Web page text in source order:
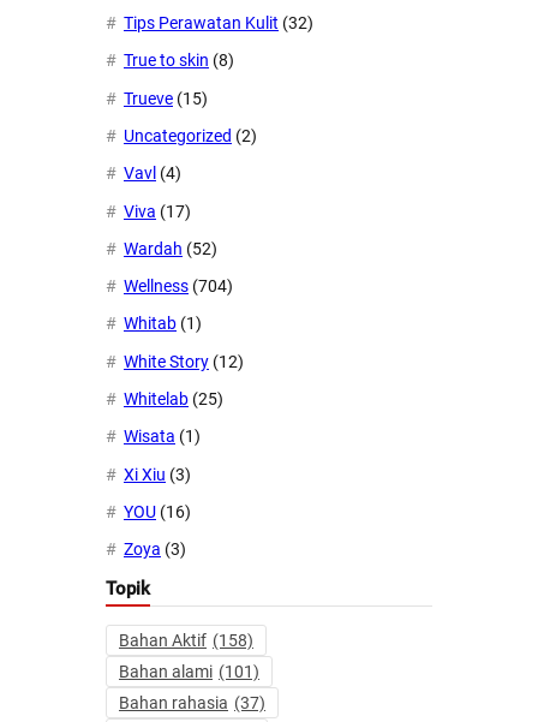
Tips Perawatan Kulit (32)
True to skin (8)
Trueve (15)
Uncategorized (2)
Vavl (4)
Viva (17)
Wardah (52)
Wellness (704)
Whitab (1)
White Story (12)
Whitelab (25)
Wisata (1)
Xi Xiu (3)
YOU (16)
Zoya (3)
Topik
Bahan Aktif (158)
Bahan alami (101)
Bahan rahasia (37)